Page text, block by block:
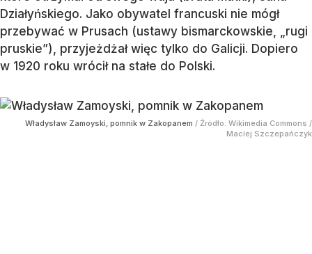
Działyńskiego. Jako obywatel francuski nie mógł
przebywać w Prusach (ustawy bismarckowskie, „rugi
pruskie”), przyjeżdżał więc tylko do Galicji. Dopiero
w 1920 roku wrócił na stałe do Polski.
Władysław Zamoyski, pomnik w Zakopanem / Źródło: Wikimedia Commons /
Maciej Szczepańczyk